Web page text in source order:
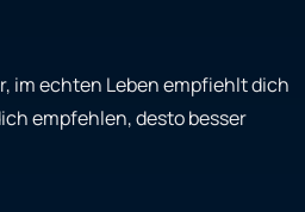
im echten Leben empfiehlt dich
empfehlen, desto besser